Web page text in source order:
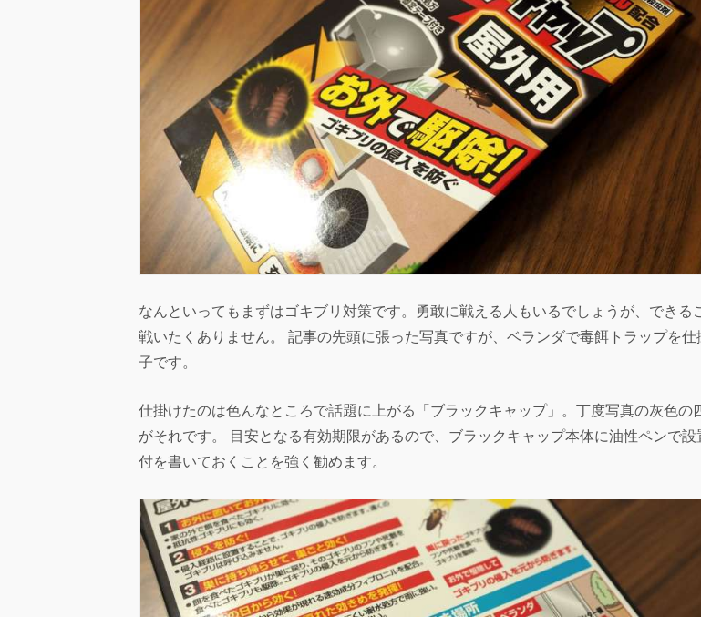
なんといってもまずはゴキブリ対策です。勇敢に戦える人もいるでしょうが、できる
戦いたくありません。 記事の先頭に張った写真ですが、ベランダで毒餌トラップを仕
子です。
仕掛けたのは色んなところで話題に上がる「ブラックキャップ」。丁度写真の灰色の
がそれです。 目安となる有効期限があるので、ブラックキャップ本体に油性ペンで設
付を書いておくことを強く勧めます。